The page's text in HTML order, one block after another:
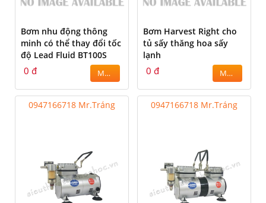
Bơm nhu động thông
minh có thể thay đổi tốc
độ Lead Fluid BT100S
0 đ MUA
Bơm Harvest Right cho
tủ sấy thăng hoa sấy
lạnh
0 đ MUA
0947166718 Mr.Tráng 0947166718 Mr.Tráng